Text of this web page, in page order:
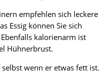
empfehlen sich leckere
Essig können Sie sich
kalorienarm ist
Hühnerbrust.
wenn er etwas fett ist.